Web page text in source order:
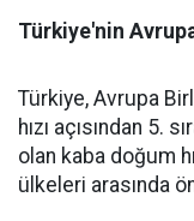
Türkiye'nin
Türkiye, Avrupa
hızı açısından 5.
olan kaba doğum
ülkeleri arasında